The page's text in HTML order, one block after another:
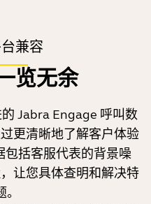
兼容
览无余
Jabra Engage 呼叫数
更清晰地了解客户体验
包括客服代表的背景噪
让您具体查明和解决特